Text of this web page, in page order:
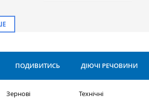
ПОДИВИТИСЬ ДІЮЧІ РЕЧОВИНИ
Зернові
Технічні